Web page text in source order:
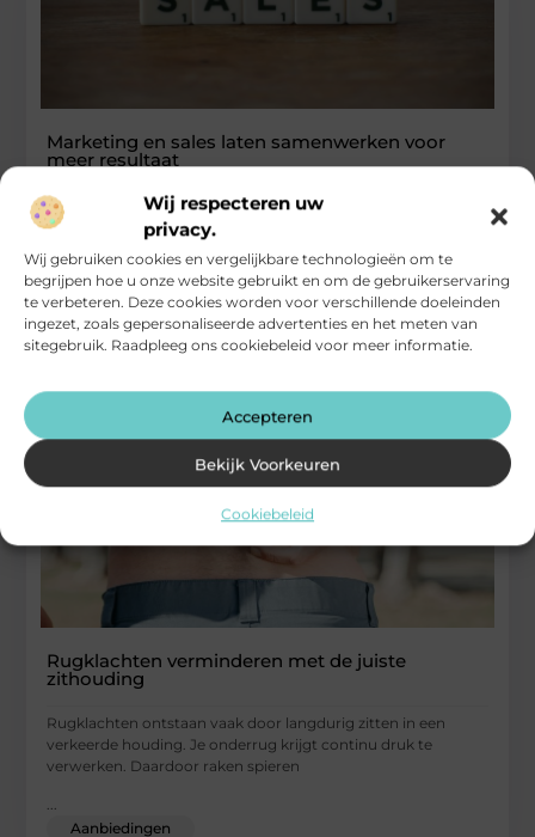
Wij respecteren uw
privacy.
Wij gebruiken cookies en vergelijkbare technologieën om te
begrijpen hoe u onze website gebruikt en om de gebruikerservaring
te verbeteren. Deze cookies worden voor verschillende doeleinden
ingezet, zoals gepersonaliseerde advertenties en het meten van
sitegebruik. Raadpleeg ons cookiebeleid voor meer informatie.
Accepteren
Bekijk Voorkeuren
Cookiebeleid
Marketing en sales laten samenwerken voor
meer resultaat
Marketing genereert leads. Sales voert gesprekken met
prospects. Toch ontstaan vaak discussies zodra een lead
...
Aanbiedingen
Rugklachten verminderen met de juiste
zithouding
Rugklachten ontstaan vaak door langdurig zitten in een
verkeerde houding. Je onderrug krijgt continu druk te
verwerken. Daardoor raken spieren
Aanbiedingen